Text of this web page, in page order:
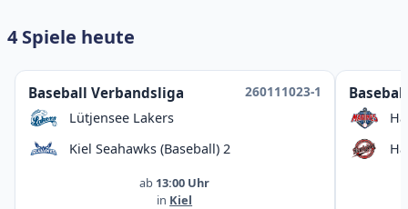
4 Spiele heute
Baseball Verbandsliga
260111023-1
Lütjensee Lakers
Kiel Seahawks (Baseball) 2
ab 13:00 Uhr
in Kiel